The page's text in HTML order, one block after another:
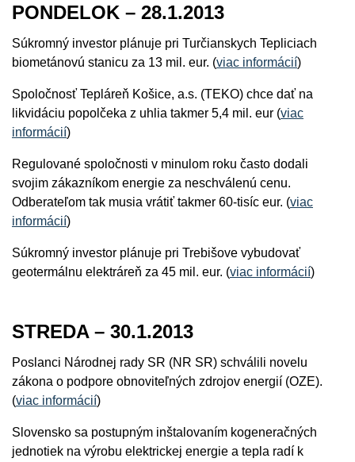
PONDELOK – 28.1.2013
Súkromný investor plánuje pri Turčianskych Tepliciach
biometánovú stanicu za 13 mil. eur. (viac informácií)
Spoločnosť Tepláreň Košice, a.s. (TEKO) chce dať na
likvidáciu popolčeka z uhlia takmer 5,4 mil. eur (viac
informácií)
Regulované spoločnosti v minulom roku často dodali
svojim zákazníkom energie za neschválenú cenu.
Odberateľom tak musia vrátiť takmer 60-tisíc eur. (viac
informácií)
Súkromný investor plánuje pri Trebišove vybudovať
geotermálnu elektráreň za 45 mil. eur. (viac informácií)
STREDA – 30.1.2013
Poslanci Národnej rady SR (NR SR) schválili novelu
zákona o podpore obnoviteľných zdrojov energií (OZE).
(viac informácií)
Slovensko sa postupným inštalovaním kogeneračných
jednotiek na výrobu elektrickej energie a tepla radí k